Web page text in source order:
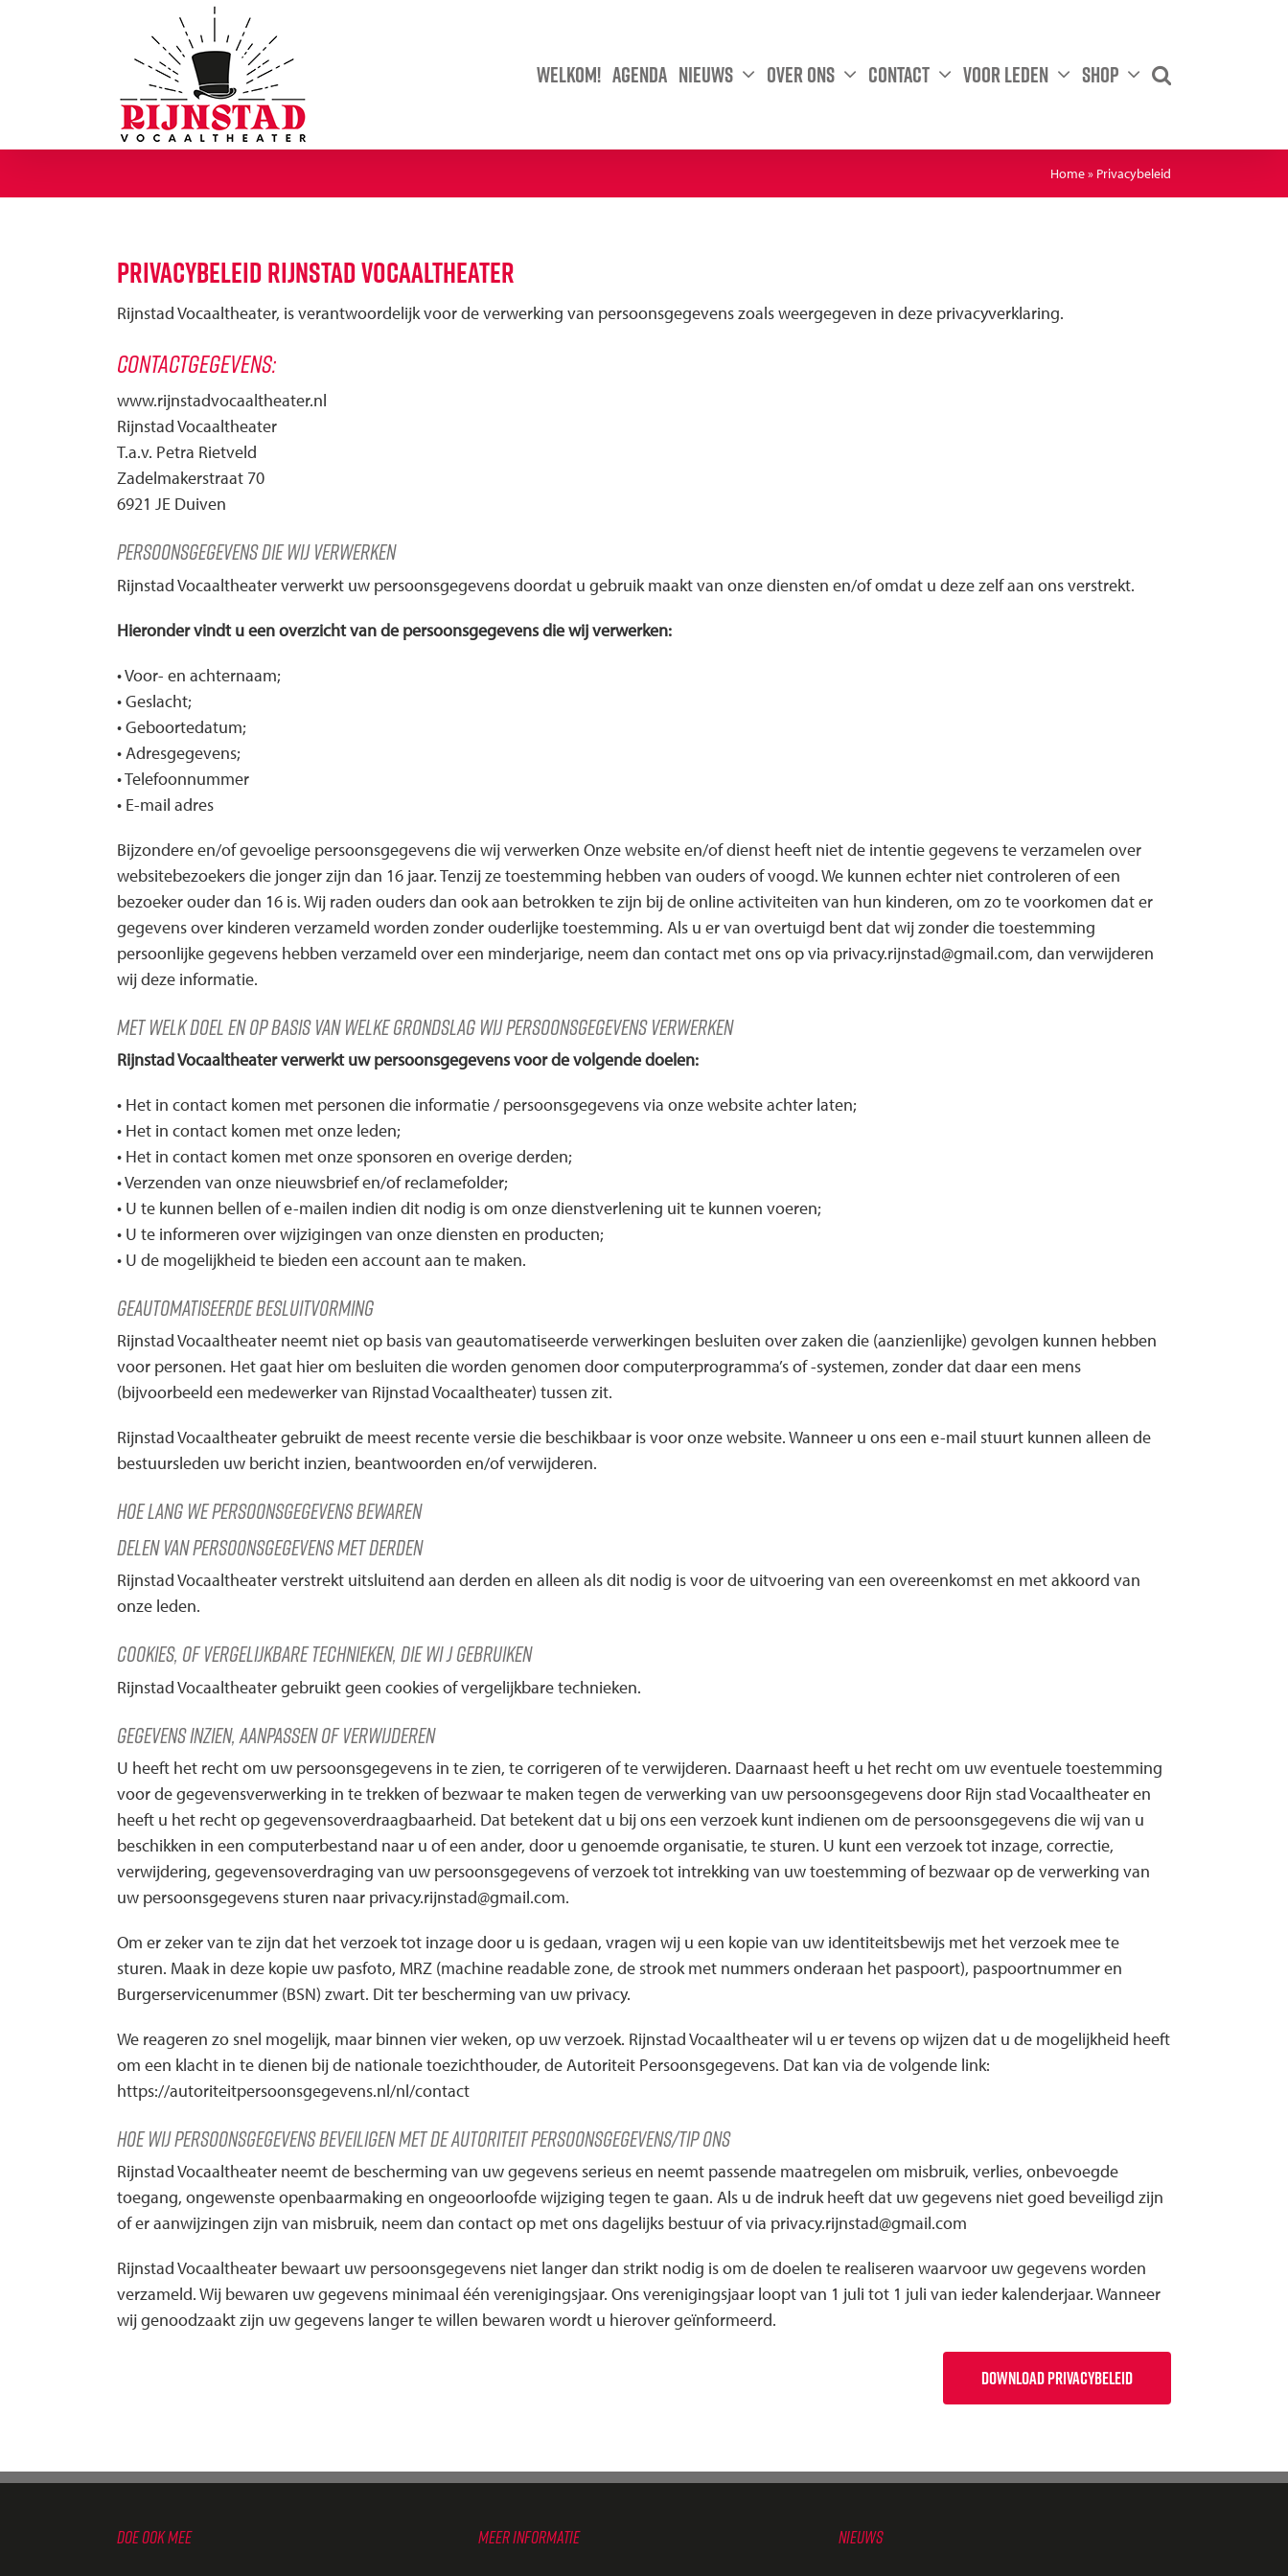
Welkom! Agenda Nieuws Over ons Contact Voor leden Shop
Home» Privacybeleid
Privacybeleid Rijnstad Vocaaltheater
Rijnstad Vocaaltheater, is verantwoordelijk voor de verwerking van persoonsgegevens zoals weergegeven in deze privacyverklaring.
Contactgegevens:
www.rijnstadvocaaltheater.nl
Rijnstad Vocaaltheater
T.a.v. Petra Rietveld
Zadelmakerstraat 70
6921 JE Duiven
Persoonsgegevens die wij verwerken
Rijnstad Vocaaltheater verwerkt uw persoonsgegevens doordat u gebruik maakt van onze diensten en/of omdat u deze zelf aan ons verstrekt.
Hieronder vindt u een overzicht van de persoonsgegevens die wij verwerken:
• Voor- en achternaam;
• Geslacht;
• Geboortedatum;
• Adresgegevens;
• Telefoonnummer
• E-mail adres
Bijzondere en/of gevoelige persoonsgegevens die wij verwerken Onze website en/of dienst heeft niet de intentie gegevens te verzamelen over
websitebezoekers die jonger zijn dan 16 jaar. Tenzij ze toestemming hebben van ouders of voogd. We kunnen echter niet controleren of een
bezoeker ouder dan 16 is. Wij raden ouders dan ook aan betrokken te zijn bij de online activiteiten van hun kinderen, om zo te voorkomen dat er
gegevens over kinderen verzameld worden zonder ouderlijke toestemming. Als u er van overtuigd bent dat wij zonder die toestemming
persoonlijke gegevens hebben verzameld over een minderjarige, neem dan contact met ons op via privacy.rijnstad@gmail.com, dan verwijderen
wij deze informatie.
Met welk doel en op basis van welke grondslag wij persoonsgegevens verwerken
Rijnstad Vocaaltheater verwerkt uw persoonsgegevens voor de volgende doelen:
• Het in contact komen met personen die informatie / persoonsgegevens via onze website achter laten;
• Het in contact komen met onze leden;
• Het in contact komen met onze sponsoren en overige derden;
• Verzenden van onze nieuwsbrief en/of reclamefolder;
• U te kunnen bellen of e-mailen indien dit nodig is om onze dienstverlening uit te kunnen voeren;
• U te informeren over wijzigingen van onze diensten en producten;
• U de mogelijkheid te bieden een account aan te maken.
Geautomatiseerde besluitvorming
Rijnstad Vocaaltheater neemt niet op basis van geautomatiseerde verwerkingen besluiten over zaken die (aanzienlijke) gevolgen kunnen hebben
voor personen. Het gaat hier om besluiten die worden genomen door computerprogramma’s of -systemen, zonder dat daar een mens
(bijvoorbeeld een medewerker van Rijnstad Vocaaltheater) tussen zit.
Rijnstad Vocaaltheater gebruikt de meest recente versie die beschikbaar is voor onze website. Wanneer u ons een e-mail stuurt kunnen alleen de
bestuursleden uw bericht inzien, beantwoorden en/of verwijderen.
Hoe lang we persoonsgegevens bewaren
Delen van persoonsgegevens met derden
Rijnstad Vocaaltheater verstrekt uitsluitend aan derden en alleen als dit nodig is voor de uitvoering van een overeenkomst en met akkoord van
onze leden.
Cookies, of vergelijkbare technieken, die wi j gebruiken
Rijnstad Vocaaltheater gebruikt geen cookies of vergelijkbare technieken.
Gegevens inzien, aanpassen of verwijderen
U heeft het recht om uw persoonsgegevens in te zien, te corrigeren of te verwijderen. Daarnaast heeft u het recht om uw eventuele toestemming
voor de gegevensverwerking in te trekken of bezwaar te maken tegen de verwerking van uw persoonsgegevens door Rijn stad Vocaaltheater en
heeft u het recht op gegevensoverdraagbaarheid. Dat betekent dat u bij ons een verzoek kunt indienen om de persoonsgegevens die wij van u
beschikken in een computerbestand naar u of een ander, door u genoemde organisatie, te sturen. U kunt een verzoek tot inzage, correctie,
verwijdering, gegevensoverdraging van uw persoonsgegevens of verzoek tot intrekking van uw toestemming of bezwaar op de verwerking van
uw persoonsgegevens sturen naar privacy.rijnstad@gmail.com.
Om er zeker van te zijn dat het verzoek tot inzage door u is gedaan, vragen wij u een kopie van uw identiteitsbewijs met het verzoek mee te
sturen. Maak in deze kopie uw pasfoto, MRZ (machine readable zone, de strook met nummers onderaan het paspoort), paspoortnummer en
Burgerservicenummer (BSN) zwart. Dit ter bescherming van uw privacy.
We reageren zo snel mogelijk, maar binnen vier weken, op uw verzoek. Rijnstad Vocaaltheater wil u er tevens op wijzen dat u de mogelijkheid heeft
om een klacht in te dienen bij de nationale toezichthouder, de Autoriteit Persoonsgegevens. Dat kan via de volgende link:
https://autoriteitpersoonsgegevens.nl/nl/contact
Hoe wij persoonsgegevens beveiligen met de autoriteit persoonsgegevens/tip ons
Rijnstad Vocaaltheater neemt de bescherming van uw gegevens serieus en neemt passende maatregelen om misbruik, verlies, onbevoegde
toegang, ongewenste openbaarmaking en ongeoorloofde wijziging tegen te gaan. Als u de indruk heeft dat uw gegevens niet goed beveiligd zijn
of er aanwijzingen zijn van misbruik, neem dan contact op met ons dagelijks bestuur of via privacy.rijnstad@gmail.com
Rijnstad Vocaaltheater bewaart uw persoonsgegevens niet langer dan strikt nodig is om de doelen te realiseren waarvoor uw gegevens worden
verzameld. Wij bewaren uw gegevens minimaal één verenigingsjaar. Ons verenigingsjaar loopt van 1 juli tot 1 juli van ieder kalenderjaar. Wanneer
wij genoodzaakt zijn uw gegevens langer te willen bewaren wordt u hierover geïnformeerd.
DOWNLOAD PRIVACYBELEID
DOE OOK MEE MEER INFORMATIE NIEUWS